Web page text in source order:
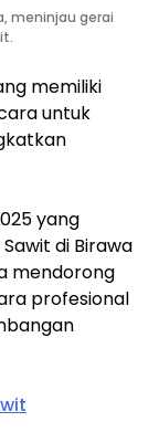
meninjau gerai
memiliki
untuk
yang
di Birawa
mendorong
profesional